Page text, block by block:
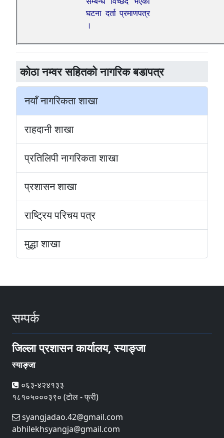
काेठा नम्वर सहितको नागरिक बडापत्र
नयाँ नागरिकता शाखा
राहदानी शाखा
प्रतिलिपी नागरिकता शाखा
प्रशासन शाखा
राष्ट्रिय परिचय पत्र
मुद्धा शाखा
घटना दर्ता प्रमाणपत्र
।
सम्पर्क
जिल्ला प्रशासन कार्यालय, स्याङ्जा
स्याङ्जा
०६३-४२४१३३
१८१०५०००३९० (टोल - फ्री)
syangjadao.42@gmail.com
abhilekhsyangja@gmail.com